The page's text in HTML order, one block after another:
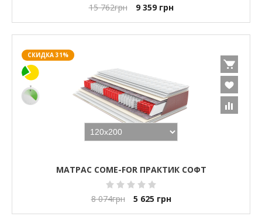
15 762грн 9 359 грн
СКИДКА 31%
МАТРАС COME-FOR ПРАКТИК СОФТ
8 074грн 5 625 грн